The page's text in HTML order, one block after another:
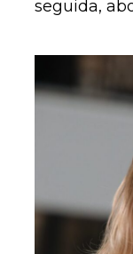
seguida,